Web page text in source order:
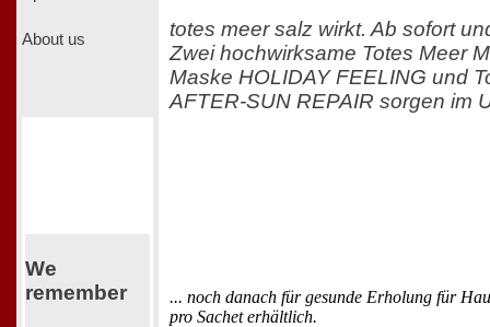
About us
We
remember
totes meer salz wirkt. Ab sofort
Zwei hochwirksame Totes Meer
Maske HOLIDAY FEELING und
AFTER-SUN REPAIR sorgen im
... noch danach für gesunde Erholung für
pro Sachet erhältlich.